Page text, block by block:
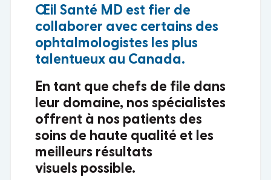
Œil Santé MD est fier de
collaborer avec certains des
ophtalmologistes les plus
talentueux au Canada.
En tant que chefs de file dans
leur domaine, nos spécialistes
offrent à nos patients des
soins de haute qualité et les
meilleurs résultats
visuels possible.